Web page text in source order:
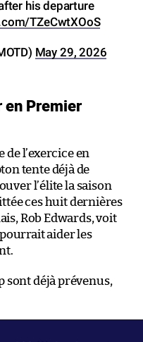
his departure
TZeCwtXOoS
May 29, 2026
en Premier
de l’exercice en
tente déjà de
l’élite la saison
ces huit dernières
Rob Edwards, voit
aider les
sont déjà prévenus,